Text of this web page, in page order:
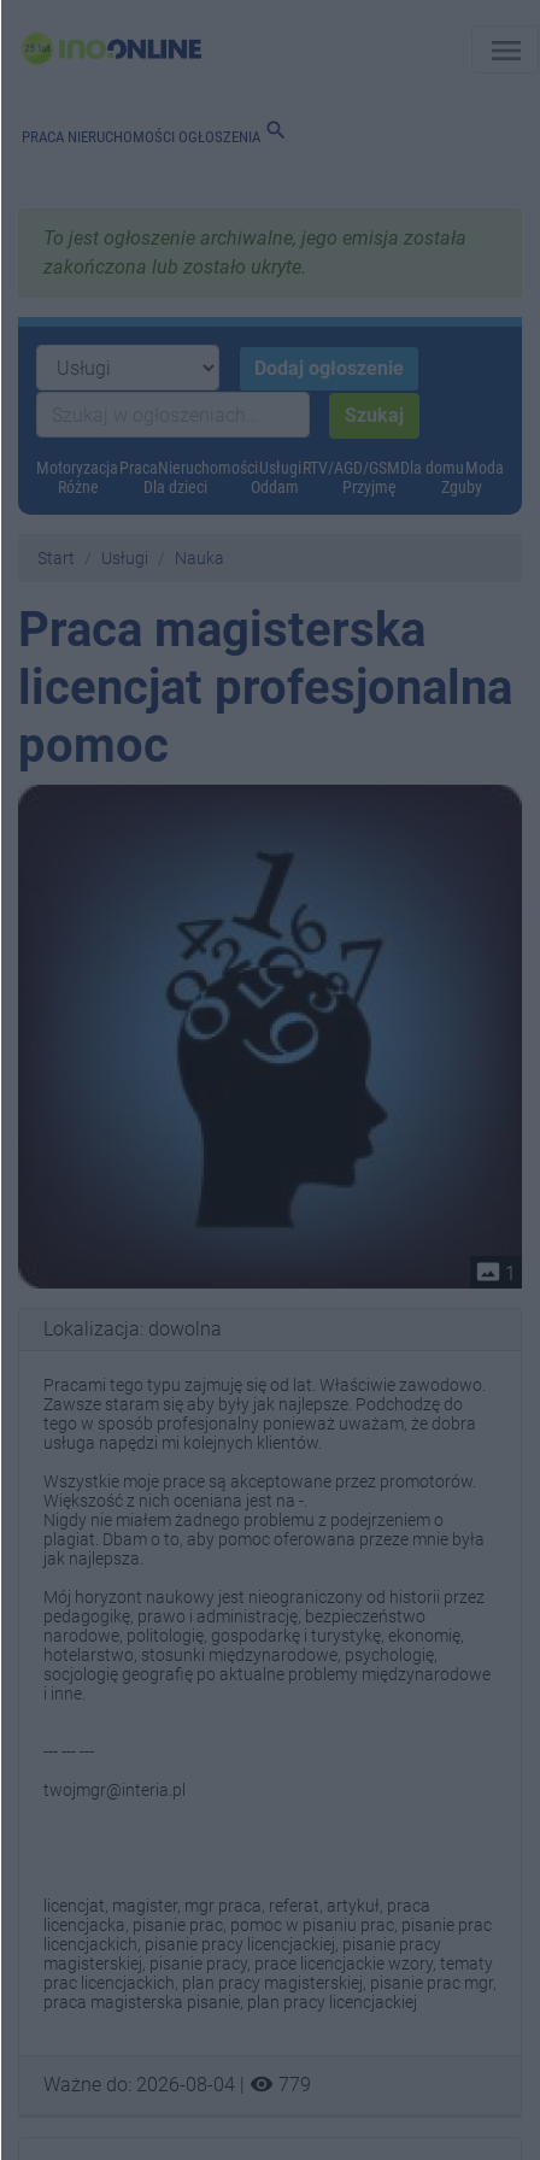
menu
PRACA NIERUCHOMOŚCI OGŁOSZENIA search
To jest ogłoszenie archiwalne, jego emisja została
zakończona lub zostało ukryte.
MotoryzacjaPracaNieruchomościUsługiRTV/AGD/GSMDla domuModa
Różne
Dla dzieci Oddam Przyjmę Zguby
Start Usługi Nauka
Praca magisterska
licencjat profesjonalna
pomoc
photo_size_select_actual 1
Lokalizacja: dowolna
Pracami tego typu zajmuję się od lat. Właściwie zawodowo.
Zawsze staram się aby były jak najlepsze. Podchodzę do
tego w sposób profesjonalny ponieważ uważam, że dobra
usługa napędzi mi kolejnych klientów.
Wszystkie moje prace są akceptowane przez promotorów.
Większość z nich oceniana jest na -.
Nigdy nie miałem żadnego problemu z podejrzeniem o
plagiat. Dbam o to, aby pomoc oferowana przeze mnie była
jak najlepsza.
Mój horyzont naukowy jest nieograniczony od historii przez
pedagogikę, prawo i administrację, bezpieczeństwo
narodowe, politologię, gospodarkę i turystykę, ekonomię,
hotelarstwo, stosunki międzynarodowe, psychologię,
socjologię geografię po aktualne problemy międzynarodowe
i inne.
--- --- ---
twojmgr@interia.pl
licencjat, magister, mgr praca, referat, artykuł, praca
licencjacka, pisanie prac, pomoc w pisaniu prac, pisanie prac
licencjackich, pisanie pracy licencjackiej, pisanie pracy
magisterskiej, pisanie pracy, prace licencjackie wzory, tematy
prac licencjackich, plan pracy magisterskiej, pisanie prac mgr,
praca magisterska pisanie, plan pracy licencjackiej
Ważne do: 2026-08-04 | visibility 779